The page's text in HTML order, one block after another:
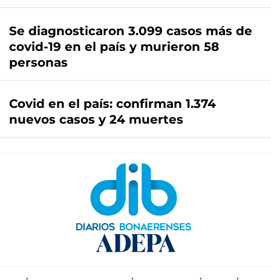
Se diagnosticaron 3.099 casos más de
covid-19 en el país y murieron 58
personas
Covid en el país: confirman 1.374
nuevos casos y 24 muertes